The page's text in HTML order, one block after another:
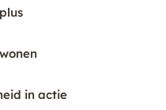
in actie